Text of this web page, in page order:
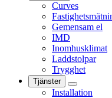
Curves
Gemensam el
IMD
Inomhusklimat
Laddstolpar
Trygghet
Tjänster
Installation